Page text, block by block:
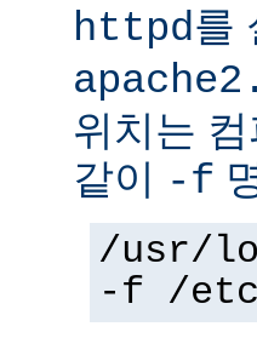
httpd를
위치는
같이 -f
/usr/
-f /etc/